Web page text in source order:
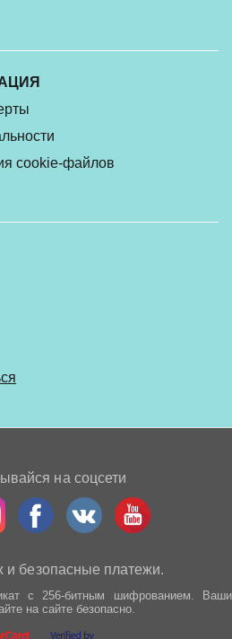
cookie-файлов
на соцсети
и безопасные платежи.
с 256-битным шифрованием. Ваши
на сайте безопасно.